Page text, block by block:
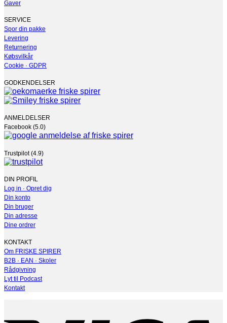
vælges
på
varesiden
Gaver
SERVICE
Spor din pakke
Levering
Returnering
Købsvilkår
Cookie · GDPR
GODKENDELSER
ANMELDELSER
Facebook (5.0)
Trustpilot (4.9)
DIN PROFIL
Log in · Opret dig
Din konto
Din bruger
Din adresse
Dine ordrer
KONTAKT
Om FRISKE SPIRER
B2B · EAN · Skoler
Rådgivning
Lyt til Podcast
Kontakt